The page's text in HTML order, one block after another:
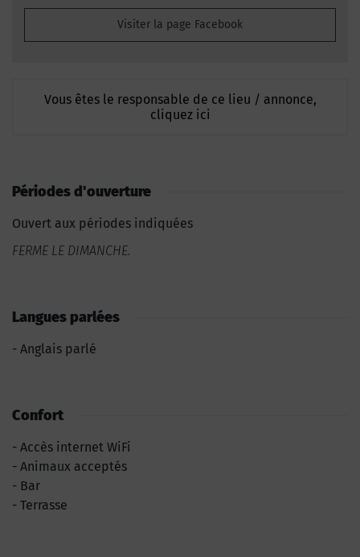
Visiter la page Facebook
Vous êtes le responsable de ce lieu / annonce,
cliquez ici
Périodes d'ouverture
Ouvert aux périodes indiquées
FERME LE DIMANCHE.
Langues parlées
Anglais parlé
Confort
Accès internet WiFi
Animaux acceptés
Bar
Terrasse